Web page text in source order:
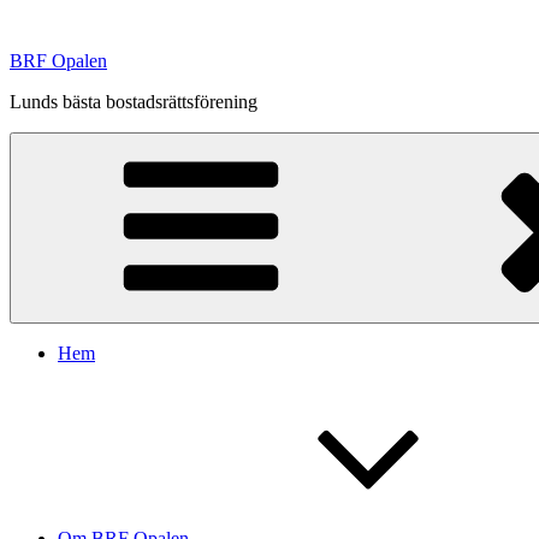
innehåll
BRF Opalen
Lunds bästa bostadsrättsförening
Hem